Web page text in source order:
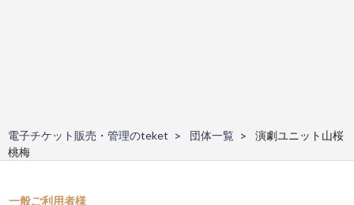
電子チケット販売・管理のteket 団体一覧
演劇ユニット山桜
桃梅
一般ご利用者様